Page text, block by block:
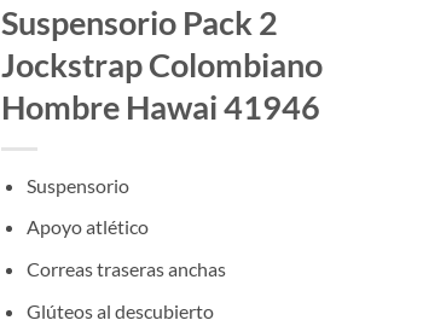
Suspensorio Pack 2
Jockstrap Colombiano
Hombre Hawai 41946
Suspensorio
Apoyo atlético
Correas traseras anchas
Glúteos al descubierto